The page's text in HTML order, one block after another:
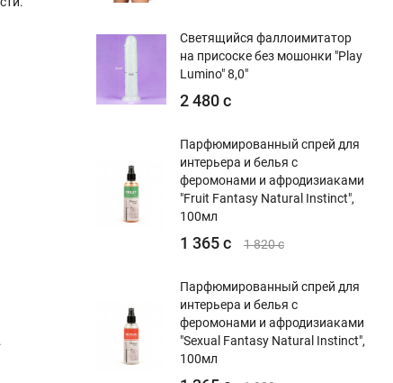
Светящийся фаллоимитатор
на присоске без мошонки "Play
Lumino" 8,0"
2 480 с
Парфюмированный спрей для
интерьера и белья с
феромонами и афродизиаками
"Fruit Fantasy Natural Instinct",
100мл
1 365 с 1 820 с
Парфюмированный спрей для
интерьера и белья с
феромонами и афродизиаками
"Sexual Fantasy Natural Instinct",
100мл